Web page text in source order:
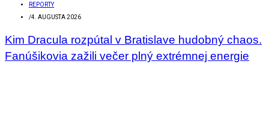
REPORTY
/4. AUGUSTA 2026
Kim Dracula rozpútal v Bratislave hudobný chaos.
Fanúšikovia zažili večer plný extrémnej energie